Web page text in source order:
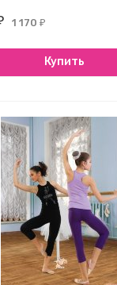
1 170 ₽
Купить